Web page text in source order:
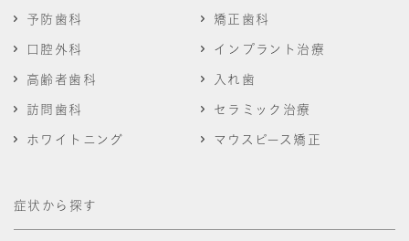
予防歯科
矯正歯科
口腔外科
インプラント治療
高齢者歯科
入れ歯
訪問歯科
セラミック治療
ホワイトニング
マウスピース矯正
症状から探す